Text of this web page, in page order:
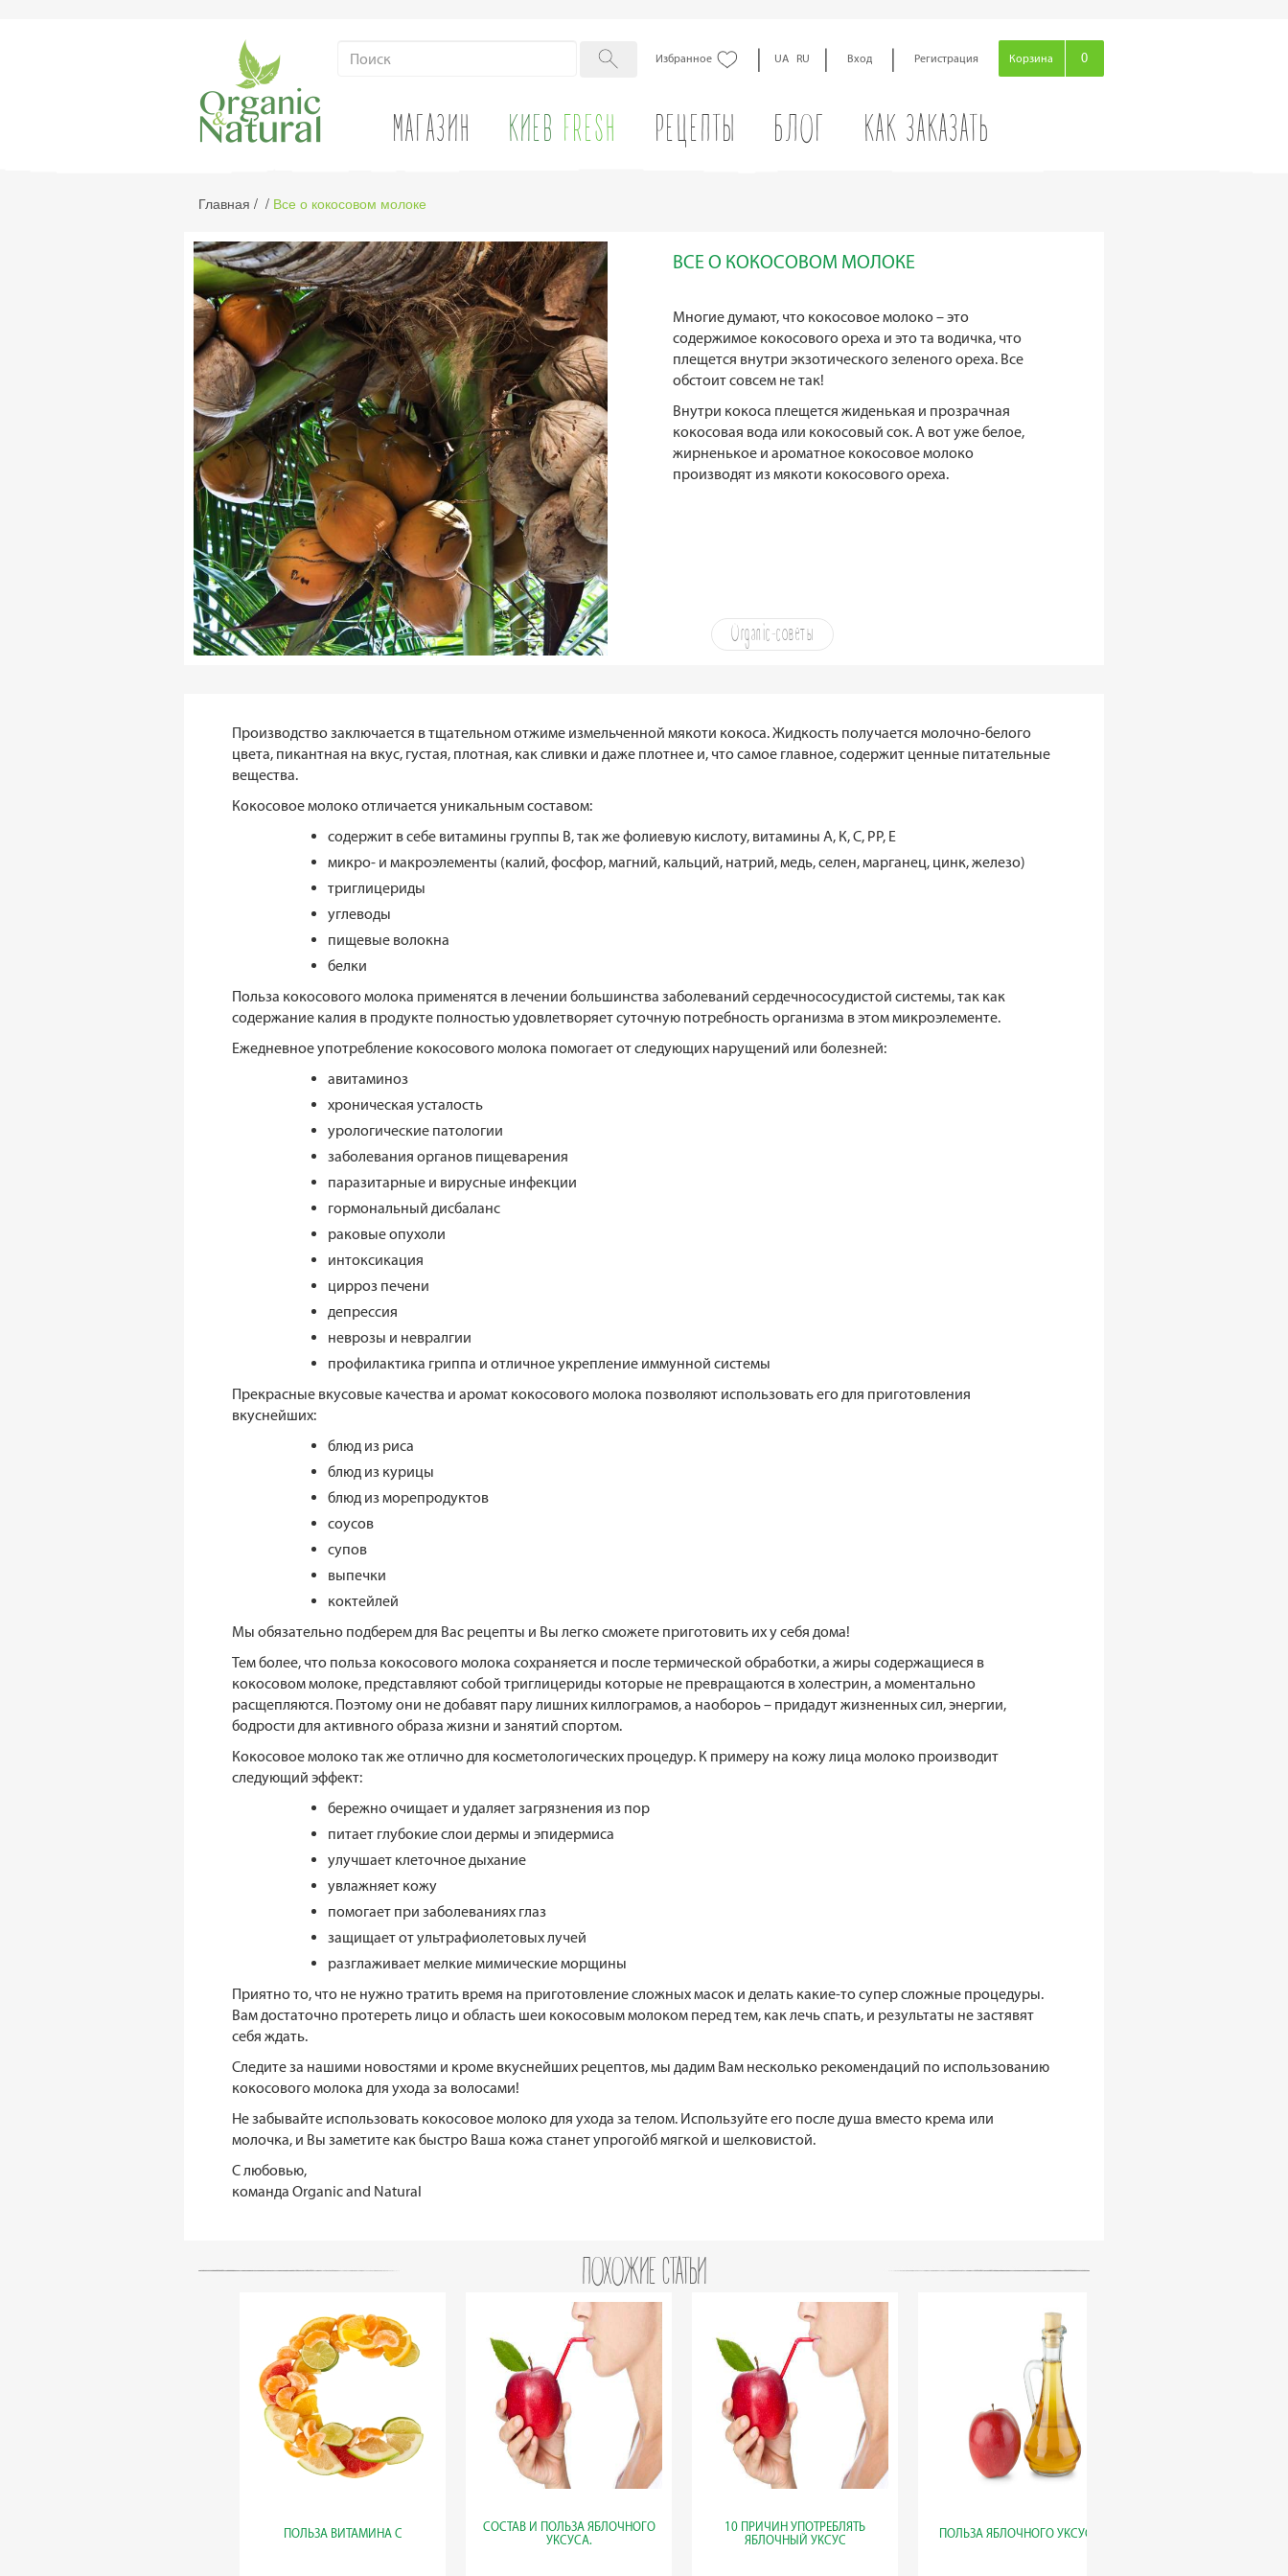
Избранное | UA RU | Вход | Регистрация Корзина 0
МАГАЗИН КИЕВ FRESH РЕЦЕПТЫ БЛОГ КАК ЗАКАЗАТЬ
Главная / / Все о кокосовом молоке
ВСЕ О КОКОСОВОМ МОЛОКЕ
Многие думают, что кокосовое молоко – это
содержимое кокосового ореха и это та водичка, что
плещется внутри экзотического зеленого ореха. Все
обстоит совсем не так!
Внутри кокоса плещется жиденькая и прозрачная
кокосовая вода или кокосовый сок. А вот уже белое,
жирненькое и ароматное кокосовое молоко
производят из мякоти кокосового ореха.
Organic-советы
Производство заключается в тщательном отжиме измельченной мякоти кокоса. Жидкость получается молочно-белого
цвета, пикантная на вкус, густая, плотная, как сливки и даже плотнее и, что самое главное, содержит ценные питательные
вещества.
Кокосовое молоко отличается уникальным составом:
содержит в себе витамины группы В, так же фолиевую кислоту, витамины А, К, С, РР, Е
микро- и макроэлементы (калий, фосфор, магний, кальций, натрий, медь, селен, марганец, цинк, железо)
триглицериды
углеводы
пищевые волокна
белки
Польза кокосового молока применятся в лечении большинства заболеваний сердечнососудистой системы, так как
содержание калия в продукте полностью удовлетворяет суточную потребность организма в этом микроэлементе.
Ежедневное употребление кокосового молока помогает от следующих нарущений или болезней:
авитаминоз
хроническая усталость
урологические патологии
заболевания органов пищеварения
паразитарные и вирусные инфекции
гормональный дисбаланс
раковые опухоли
интоксикация
цирроз печени
депрессия
неврозы и невралгии
профилактика гриппа и отличное укрепление иммунной системы
Прекрасные вкусовые качества и аромат кокосового молока позволяют использовать его для приготовления
вкуснейших:
блюд из риса
блюд из курицы
блюд из морепродуктов
соусов
супов
выпечки
коктейлей
Мы обязательно подберем для Вас рецепты и Вы легко сможете приготовить их у себя дома!
Тем более, что польза кокосового молока сохраняется и после термической обработки, а жиры содержащиеся в
кокосовом молоке, представляют собой триглицериды которые не превращаются в холестрин, а моментально
расщепляются. Поэтому они не добавят пару лишних киллограмов, а наобороь – придадут жизненных сил, энергии,
бодрости для активного образа жизни и занятий спортом.
Кокосовое молоко так же отлично для косметологических процедур. К примеру на кожу лица молоко производит
следующий эффект:
бережно очищает и удаляет загрязнения из пор
питает глубокие слои дермы и эпидермиса
улучшает клеточное дыхание
увлажняет кожу
помогает при заболеваниях глаз
защищает от ультрафиолетовых лучей
разглаживает мелкие мимические морщины
Приятно то, что не нужно тратить время на приготовление сложных масок и делать какие-то супер сложные процедуры.
Вам достаточно протереть лицо и область шеи кокосовым молоком перед тем, как лечь спать, и результаты не застявят
себя ждать.
Следите за нашими новостями и кроме вкуснейших рецептов, мы дадим Вам несколько рекомендаций по использованию
кокосового молока для ухода за волосами!
Не забывайте использовать кокосовое молоко для ухода за телом. Используйте его после душа вместо крема или
молочка, и Вы заметите как быстро Ваша кожа станет упрогойб мягкой и шелковистой.
С любовью,
команда Organic and Natural
ПОХОЖИЕ СТАТЬИ
ПОЛЬЗА ВИТАМИНА С
СОСТАВ И ПОЛЬЗА ЯБЛОЧНОГО
УКСУСА.
10 ПРИЧИН УПОТРЕБЛЯТЬ
ЯБЛОЧНЫЙ УКСУС
ПОЛЬЗА ЯБЛОЧНОГО УКСУСА.